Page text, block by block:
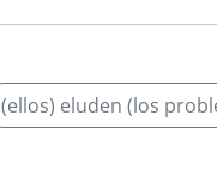
(ellos) eluden (los